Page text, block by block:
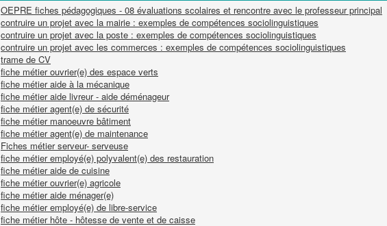
OEPRE fiches pédagogiques - 08 évaluations scolaires et rencontre avec le professeur principal
contruire un projet avec la mairie : exemples de compétences sociolinguistiques
contruire un projet avec la poste : exemples de compétences sociolinguistiques
contruire un projet avec les commerces : exemples de compétences sociolinguistiques
trame de CV
fiche métier ouvrier(e) des espace verts
fiche métier aide à la mécanique
fiche métier aide livreur - aide déménageur
fiche métier agent(e) de sécurité
fiche métier manoeuvre bâtiment
fiche métier agent(e) de maintenance
Fiches métier serveur- serveuse
fiche métier employé(e) polyvalent(e) des restauration
fiche métier aide de cuisine
fiche métier ouvrier(e) agricole
fiche métier aide ménager(e)
fiche métier employé(e) de libre-service
fiche métier hôte - hôtesse de vente et de caisse